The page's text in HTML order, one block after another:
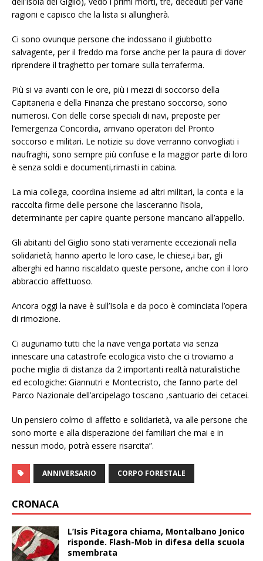
ragioni e capisco che la lista si allungherà.
Ci sono ovunque persone che indossano il giubbotto
salvagente, per il freddo ma forse anche per la paura di dover
riprendere il traghetto per tornare sulla terraferma.
Più si va avanti con le ore, più i mezzi di soccorso della
Capitaneria e della Finanza che prestano soccorso, sono
numerosi. Con delle corse speciali di navi, preposte per
l’emergenza Concordia, arrivano operatori del Pronto
soccorso e militari. Le notizie su dove verranno convogliati i
naufraghi, sono sempre più confuse e la maggior parte di loro
è senza soldi e documenti,rimasti in cabina.
La mia collega, coordina insieme ad altri militari, la conta e la
raccolta firme delle persone che lasceranno l’isola,
determinante per capire quante persone mancano all’appello.
Gli abitanti del Giglio sono stati veramente eccezionali nella
solidarietà; hanno aperto le loro case, le chiese,i bar, gli
alberghi ed hanno riscaldato queste persone, anche con il loro
abbraccio affettuoso.
Ancora oggi la nave è sull’Isola e da poco è cominciata l’opera
di rimozione.
Ci auguriamo tutti che la nave venga portata via senza
innescare una catastrofe ecologica visto che ci troviamo a
poche miglia di distanza da 2 importanti realtà naturalistiche
ed ecologiche: Giannutri e Montecristo, che fanno parte del
Parco Nazionale dell’arcipelago toscano ,santuario dei cetacei.
Un pensiero colmo di affetto e solidarietà, va alle persone che
sono morte e alla disperazione dei familiari che mai e in
nessun modo, potrà essere risarcita”.
ANNIVERSARIO CORPO FORESTALE
CRONACA
L’Isis Pitagora chiama, Montalbano Jonico
risponde. Flash-Mob in difesa della scuola
smembrata